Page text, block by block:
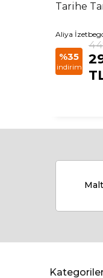
Tarihe
Aliya
%35
indirim